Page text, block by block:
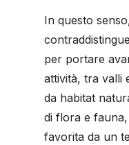
In questo
per portare
attività, tra valli
da habitat
di flora e
favorita da un